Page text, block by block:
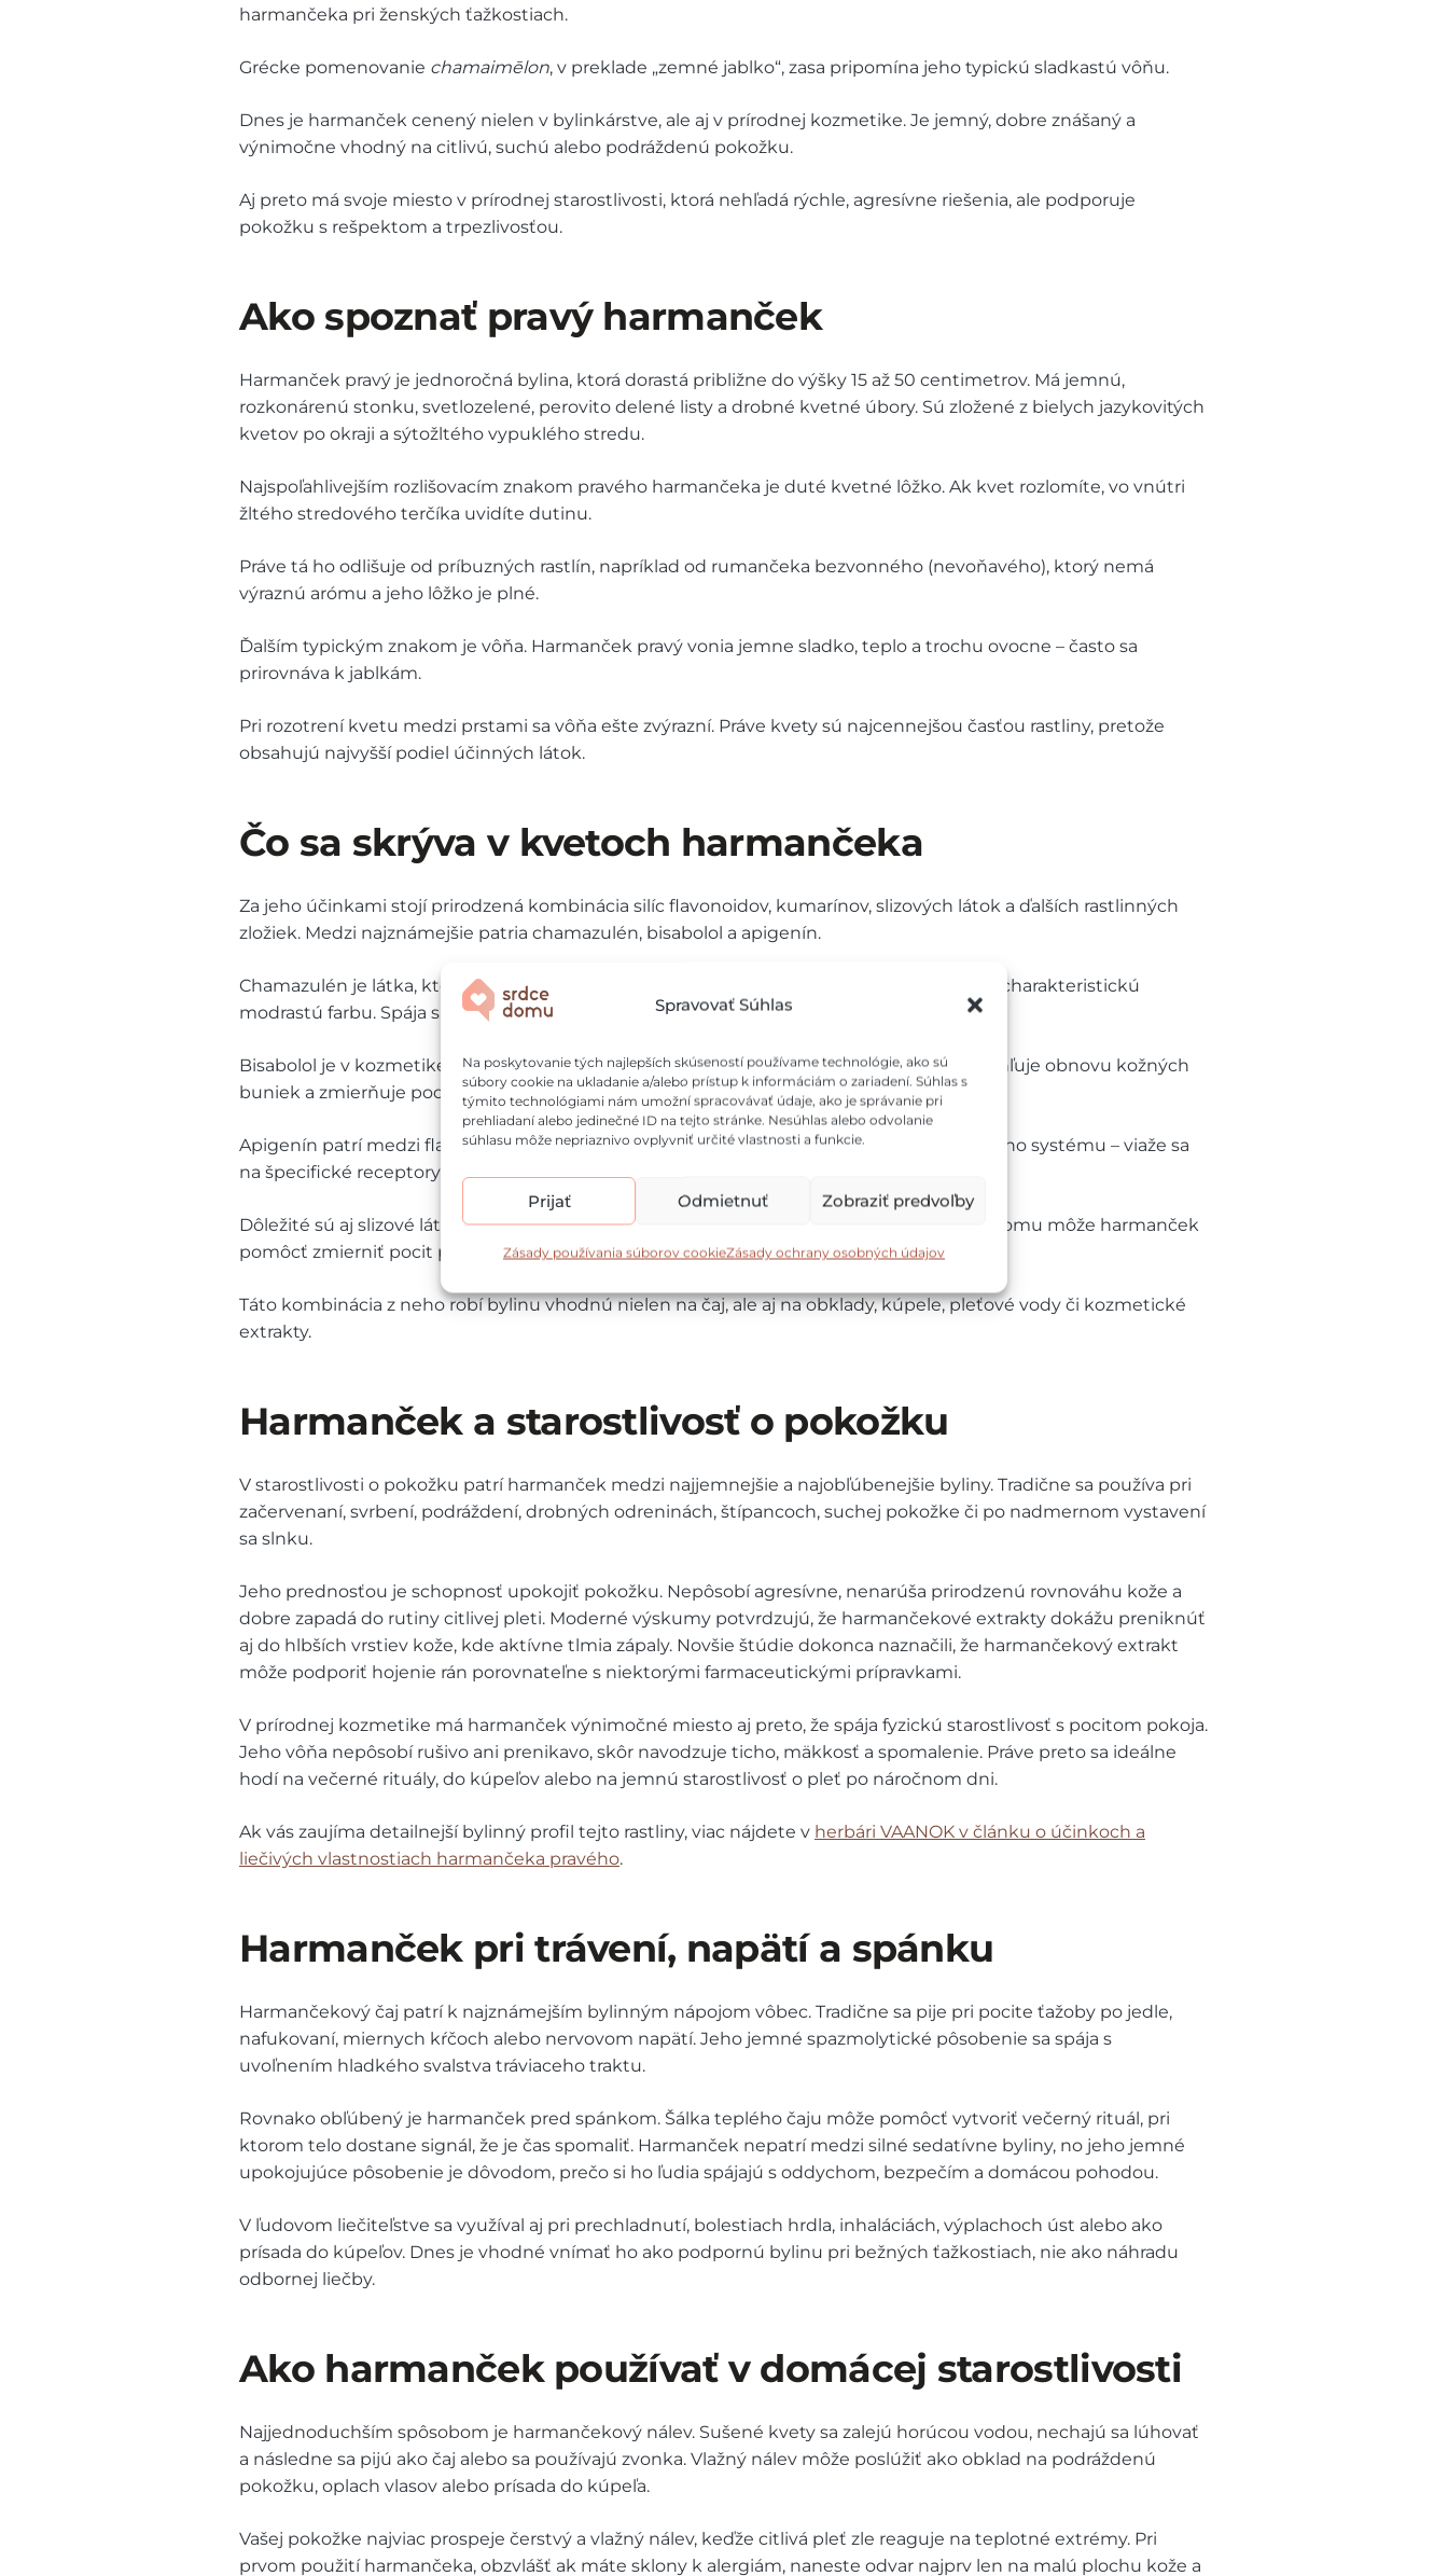
Spravovať Súhlas
Na poskytovanie tých najlepších skúseností používame technológie, ako sú
súbory cookie na ukladanie a/alebo prístup k informáciám o zariadení. Súhlas s
týmito technológiami nám umožní spracovávať údaje, ako je správanie pri
prehliadaní alebo jedinečné ID na tejto stránke. Nesúhlas alebo odvolanie
súhlasu môže nepriaznivo ovplyvniť určité vlastnosti a funkcie.
Prijať Odmietnuť Zobraziť predvoľby
Zásady používania súborov cookieZásady ochrany osobných údajov
harmančeka pri ženských ťažkostiach.
Grécke pomenovanie chamaimēlon, v preklade „zemné jablko“, zasa pripomína jeho typickú sladkastú vôňu.
Dnes je harmanček cenený nielen v bylinkárstve, ale aj v prírodnej kozmetike. Je jemný, dobre znášaný a
výnimočne vhodný na citlivú, suchú alebo podráždenú pokožku.
Aj preto má svoje miesto v prírodnej starostlivosti, ktorá nehľadá rýchle, agresívne riešenia, ale podporuje
pokožku s rešpektom a trpezlivosťou.
Ako spoznať pravý harmanček
Harmanček pravý je jednoročná bylina, ktorá dorastá približne do výšky 15 až 50 centimetrov. Má jemnú,
rozkonárenú stonku, svetlozelené, perovito delené listy a drobné kvetné úbory. Sú zložené z bielych jazykovitých
kvetov po okraji a sýtožltého vypuklého stredu.
Najspoľahlivejším rozlišovacím znakom pravého harmančeka je duté kvetné lôžko. Ak kvet rozlomíte, vo vnútri
žltého stredového terčíka uvidíte dutinu.
Práve tá ho odlišuje od príbuzných rastlín, napríklad od rumančeka bezvonného (nevoňavého), ktorý nemá
výraznú arómu a jeho lôžko je plné.
Ďalším typickým znakom je vôňa. Harmanček pravý vonia jemne sladko, teplo a trochu ovocne – často sa
prirovnáva k jablkám.
Pri rozotrení kvetu medzi prstami sa vôňa ešte zvýrazní. Práve kvety sú najcennejšou časťou rastliny, pretože
obsahujú najvyšší podiel účinných látok.
Čo sa skrýva v kvetoch harmančeka
Za jeho účinkami stojí prirodzená kombinácia silíc flavonoidov, kumarínov, slizových látok a ďalších rastlinných
zložiek. Medzi najznámejšie patria chamazulén, bisabolol a apigenín.
Chamazulén je látka, ktorá vzniká najmä pri spracovaní harmančekovej silice a dodáva jej charakteristickú
modrastú farbu. Spája sa s protizápalovým a upokojujúcim pôsobením.
Bisabolol je v kozmetike obľúbený pre svoj jemný účinok na podráždenú pokožku – urýchľuje obnovu kožných
buniek a zmierňuje podráždenie.
Apigenín patrí medzi flavonoidy a intenzívne sa skúma jeho vplyv na upokojenie nervového systému – viaže sa
na špecifické receptory v mozgu, čím navodzuje pocit uvoľnenia bez vedľajších účinkov.
Dôležité sú aj slizové látky, ktoré vytvárajú na pokožke a slizniciach ochranný film. Vďaka tomu môže harmanček
pomôcť zmierniť pocit podráždenia a suchosti.
Táto kombinácia z neho robí bylinu vhodnú nielen na čaj, ale aj na obklady, kúpele, pleťové vody či kozmetické
extrakty.
Harmanček a starostlivosť o pokožku
V starostlivosti o pokožku patrí harmanček medzi najjemnejšie a najobľúbenejšie byliny. Tradične sa používa pri
začervenaní, svrbení, podráždení, drobných odreninách, štípancoch, suchej pokožke či po nadmernom vystavení
sa slnku.
Jeho prednosťou je schopnosť upokojiť pokožku. Nepôsobí agresívne, nenarúša prirodzenú rovnováhu kože a
dobre zapadá do rutiny citlivej pleti. Moderné výskumy potvrdzujú, že harmančekové extrakty dokážu preniknúť
aj do hlbších vrstiev kože, kde aktívne tlmia zápaly. Novšie štúdie dokonca naznačili, že harmančekový extrakt
môže podporiť hojenie rán porovnateľne s niektorými farmaceutickými prípravkami.
V prírodnej kozmetike má harmanček výnimočné miesto aj preto, že spája fyzickú starostlivosť s pocitom pokoja.
Jeho vôňa nepôsobí rušivo ani prenikavo, skôr navodzuje ticho, mäkkosť a spomalenie. Práve preto sa ideálne
hodí na večerné rituály, do kúpeľov alebo na jemnú starostlivosť o pleť po náročnom dni.
Ak vás zaujíma detailnejší bylinný profil tejto rastliny, viac nájdete v herbári VAANOK v článku o účinkoch a
liečivých vlastnostiach harmančeka pravého.
Harmanček pri trávení, napätí a spánku
Harmančekový čaj patrí k najznámejším bylinným nápojom vôbec. Tradične sa pije pri pocite ťažoby po jedle,
nafukovaní, miernych kŕčoch alebo nervovom napätí. Jeho jemné spazmolytické pôsobenie sa spája s
uvoľnením hladkého svalstva tráviaceho traktu.
Rovnako obľúbený je harmanček pred spánkom. Šálka teplého čaju môže pomôcť vytvoriť večerný rituál, pri
ktorom telo dostane signál, že je čas spomaliť. Harmanček nepatrí medzi silné sedatívne byliny, no jeho jemné
upokojujúce pôsobenie je dôvodom, prečo si ho ľudia spájajú s oddychom, bezpečím a domácou pohodou.
V ľudovom liečiteľstve sa využíval aj pri prechladnutí, bolestiach hrdla, inhaláciách, výplachoch úst alebo ako
prísada do kúpeľov. Dnes je vhodné vnímať ho ako podpornú bylinu pri bežných ťažkostiach, nie ako náhradu
odbornej liečby.
Ako harmanček používať v domácej starostlivosti
Najjednoduchším spôsobom je harmančekový nálev. Sušené kvety sa zalejú horúcou vodou, nechajú sa lúhovať
a následne sa pijú ako čaj alebo sa používajú zvonka. Vlažný nálev môže poslúžiť ako obklad na podráždenú
pokožku, oplach vlasov alebo prísada do kúpeľa.
Vašej pokožke najviac prospeje čerstvý a vlažný nálev, keďže citlivá pleť zle reaguje na teplotné extrémy. Pri
prvom použití harmančeka, obzvlášť ak máte sklony k alergiám, naneste odvar najprv len na malú plochu kože a